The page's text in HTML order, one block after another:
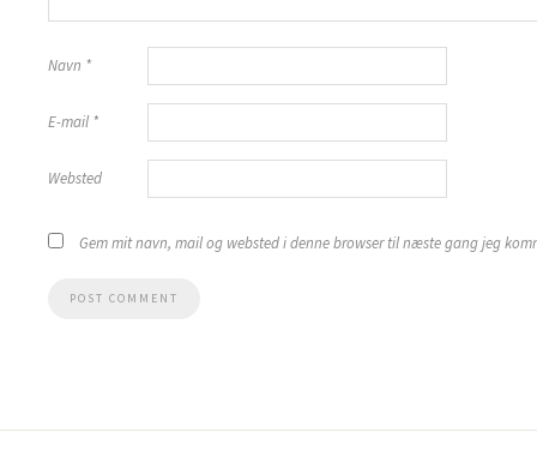
Navn *
E-mail *
Websted
Gem mit navn, mail og websted i denne browser til næste gang jeg